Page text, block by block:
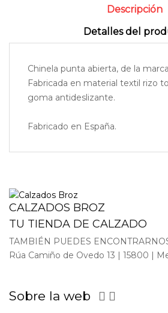
Descripción
Detalles del
Chinela punta abierta, de la
Fabricada en material textil rizo
goma antideslizante.
Fabricado en España.
CALZADOS BROZ
TU TIENDA DE CALZADO
TAMBIÉN PUEDES
Rúa Camiño de Ovedo 13 | 15800 |
Sobre la web  